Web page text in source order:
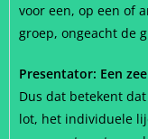
voor een, op een of
groep, ongeacht de
Presentator: Een
Dus dat betekent
lot, het individuele